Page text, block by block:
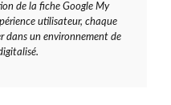
de la fiche Google My
utilisateur, chaque
dans un environnement de